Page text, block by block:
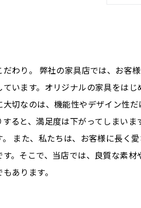
わり。 弊社の家具店では、お客
います。オリジナルの家具をは
切なのは、機能性やデザイン性
ると、満足度は下がってしまい
また、私たちは、お客様に長く
。そこで、当店では、良質な素
あります。